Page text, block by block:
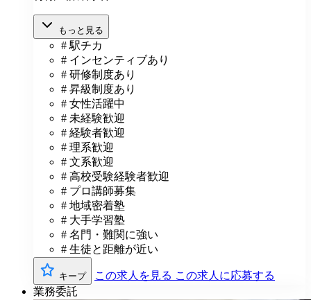
もっと見る
# 駅チカ
# インセンティブあり
# 研修制度あり
# 昇級制度あり
# 女性活躍中
# 未経験歓迎
# 経験者歓迎
# 理系歓迎
# 文系歓迎
# 高校受験経験者歓迎
# プロ講師募集
# 地域密着塾
# 大手学習塾
# 名門・難関に強い
# 生徒と距離が近い
キープ この求人を見る この求人に応募する
業務委託